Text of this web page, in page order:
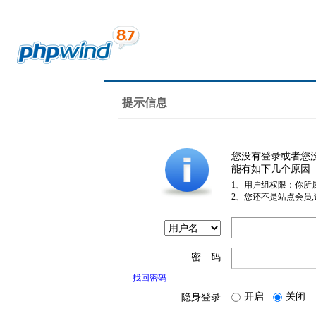
提示信息
您没有登录或者您
能有如下几个原因
1、用户组权限：你所
2、您还不是站点会员
密 码
找回密码
隐身登录 开启 关闭